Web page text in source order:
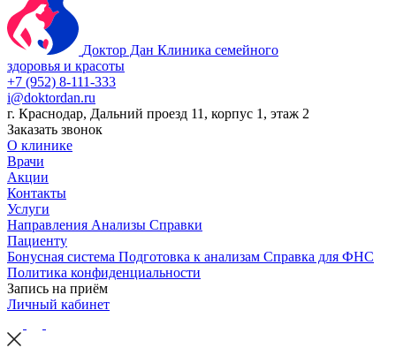
Доктор Дан Клиника семейного
здоровья и красоты
+7 (952) 8-111-333
i@doktordan.ru
г. Краснодар, Дальний проезд 11, корпус 1, этаж 2
Заказать звонок
О клинике
Врачи
Акции
Контакты
Услуги
Направления Анализы Справки
Пациенту
Бонусная система Подготовка к анализам Справка для ФНС
Политика конфиденциальности
Запись на приём
Личный кабинет